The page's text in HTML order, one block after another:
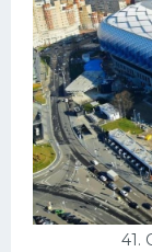
41.